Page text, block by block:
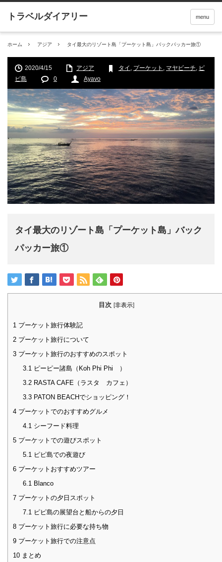
menu
ホーム アジア タイ最大のリゾート島「プーケット島」バックパッカー旅①
2020/4/15 アジア タイ , プーケット , マヤビーチ, ピ
ピ島
0 Ayavo
タイ最大のリゾート島「プーケット島」バック
パッカー旅①
目次 [非表示]
1 プーケット旅行体験記
2 プーケット旅行について
3 プーケット旅行のおすすめのスポット
3.1 ピーピー諸島（Koh Phi Phi ）
3.2RASTA CAFE（ラスタ カフェ）
3.3PATON BEACHでショッピング！
4 プーケットでのおすすめグルメ
4.1 シーフード料理
5 プーケットでの遊びスポット
5.1 ピピ島での夜遊び
6 プーケットおすすめツアー
6.1 Blanco
7 プーケットの夕日スポット
7.1 ピピ島の展望台と船からの夕日
8 プーケット旅行に必要な持ち物
9 プーケット旅行での注意点
10 まとめ